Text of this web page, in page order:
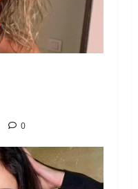
0